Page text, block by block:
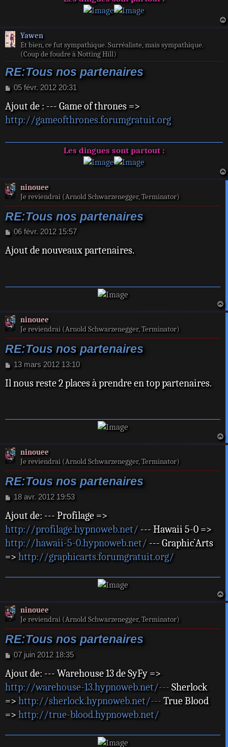
Yawen
Et bien, ce fut sympathique. Surréaliste, mais sympathique.
(Coup de foudre à Notting Hill)
RE:Tous nos partenaires
M
s
s
a
e
05 févr. 2012 20:31
Ajout de : --- Game of thrones =>
http://gameofthrones.forumgratuit.org
Les dingues sont partout :
ninouee
Je reviendrai (Arnold Schwarzenegger, Terminator)
RE:Tous nos partenaires
M
s
e
06 févr. 2012 15:57
Ajout de nouveaux partenaires.
a
ninouee
Je reviendrai (Arnold Schwarzenegger, Terminator)
RE:Tous nos partenaires
M
s
e
13 mars 2012 13:10
Il nous reste 2 places à prendre en top partenaires.
a
ninouee
Je reviendrai (Arnold Schwarzenegger, Terminator)
RE:Tous nos partenaires
M
s
s
a
g
18 avr. 2012 19:53
Ajout de: --- Profilage =>
http://profilage.hypnoweb.net/ --- Hawaii 5-0 =>
http://hawaii-5-0.hypnoweb.net/ --- Graphic`Arts
=> http://graphicarts.forumgratuit.org/
a
ninouee
Je reviendrai (Arnold Schwarzenegger, Terminator)
RE:Tous nos partenaires
M
s
s
a
g
07 juin 2012 18:35
Ajout de: --- Warehouse 13 de SyFy =>
http://warehouse-13.hypnoweb.net/--- Sherlock
=> http://sherlock.hypnoweb.net/--- True Blood
=> http://true-blood.hypnoweb.net/